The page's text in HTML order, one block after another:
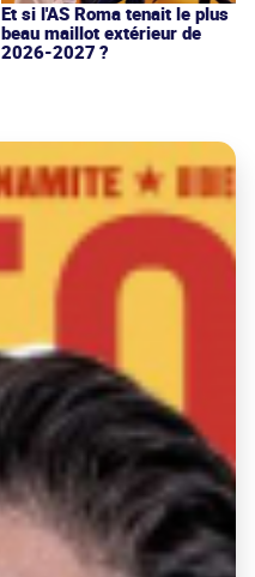
Et si l'AS Roma tenait le plus
beau maillot extérieur de
2026-2027 ?